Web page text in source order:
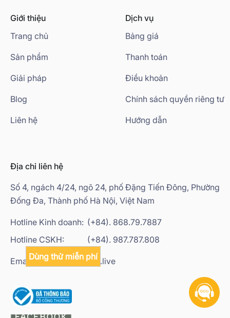
Dùng thử miễn phí
Giới thiệu
Trang chủ
Sản phẩm
Giải pháp
Blog
Liên hệ
Dịch vụ
Bảng giá
Thanh toán
Điều khoản
Chính sách quyền riêng tư
Hướng dẫn
Địa chỉ liên hệ
Số 4, ngách 4/24, ngõ 24, phố Đặng Tiến Đông, Phường
Đống Đa, Thành phố Hà Nội, Việt Nam
Hotline Kinh doanh: (+84). 868.79.7887
Hotline CSKH:
(+84). 987.787.808
Email: contact@biglead.live